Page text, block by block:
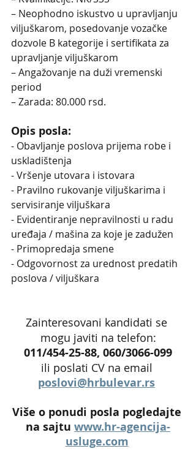
– Neophodno iskustvo u upravljanju
viljuškarom, posedovanje vozačke
dozvole B kategorije i sertifikata za
upravljanje viljuškarom
– Angažovanje na duži vremenski
period
– Zarada: 80.000 rsd.
Opis posla:
- Obavljanje poslova prijema robe i
uskladištenja
- Vršenje utovara i istovara
- Pravilno rukovanje viljuškarima i
servisiranje viljuškara
- Evidentiranje nepravilnosti u radu
uređaja / mašina za koje je zadužen
- Primopredaja smene
- Odgovornost za urednost predatih
poslova / viljuškara
Zainteresovani kandidati se
mogu javiti na telefon:
011/454-25-88, 060/3066-099
ili poslati CV na email
poslovi@hrbulevar.rs
Više o ponudi posla pogledajte
na sajtu www.hr-agencija-
usluge.com